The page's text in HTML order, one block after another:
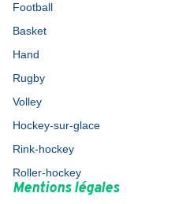
Football
Basket
Hand
Rugby
Volley
Hockey-sur-glace
Rink-hockey
Roller-hockey
Mentions légales